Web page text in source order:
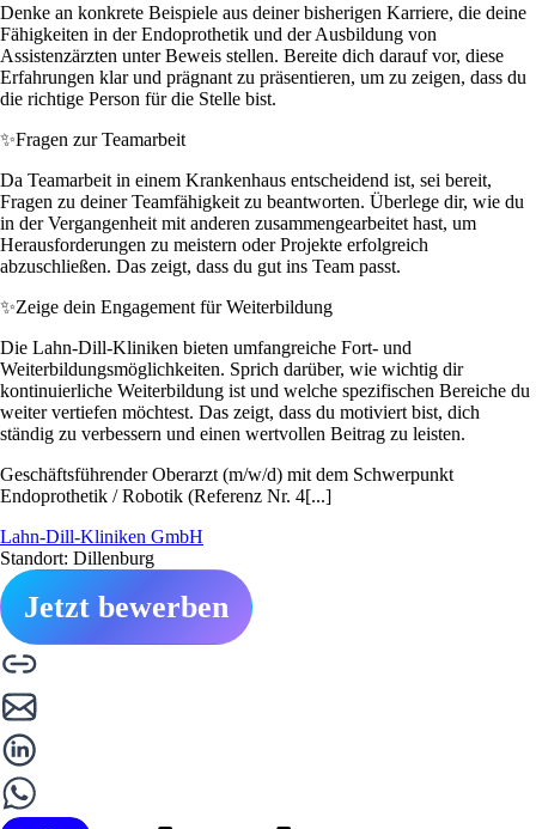
Denke an konkrete Beispiele aus deiner bisherigen Karriere, die deine
Fähigkeiten in der Endoprothetik und der Ausbildung von
Assistenzärzten unter Beweis stellen. Bereite dich darauf vor, diese
Erfahrungen klar und prägnant zu präsentieren, um zu zeigen, dass du
die richtige Person für die Stelle bist.
✨Fragen zur Teamarbeit
Da Teamarbeit in einem Krankenhaus entscheidend ist, sei bereit,
Fragen zu deiner Teamfähigkeit zu beantworten. Überlege dir, wie du
in der Vergangenheit mit anderen zusammengearbeitet hast, um
Herausforderungen zu meistern oder Projekte erfolgreich
abzuschließen. Das zeigt, dass du gut ins Team passt.
✨Zeige dein Engagement für Weiterbildung
Die Lahn-Dill-Kliniken bieten umfangreiche Fort- und
Weiterbildungsmöglichkeiten. Sprich darüber, wie wichtig dir
kontinuierliche Weiterbildung ist und welche spezifischen Bereiche du
weiter vertiefen möchtest. Das zeigt, dass du motiviert bist, dich
ständig zu verbessern und einen wertvollen Beitrag zu leisten.
Geschäftsführender Oberarzt (m/w/d) mit dem Schwerpunkt
Endoprothetik / Robotik (Referenz Nr. 4[...]
Lahn-Dill-Kliniken GmbH
Standort: Dillenburg
Jetzt bewerben